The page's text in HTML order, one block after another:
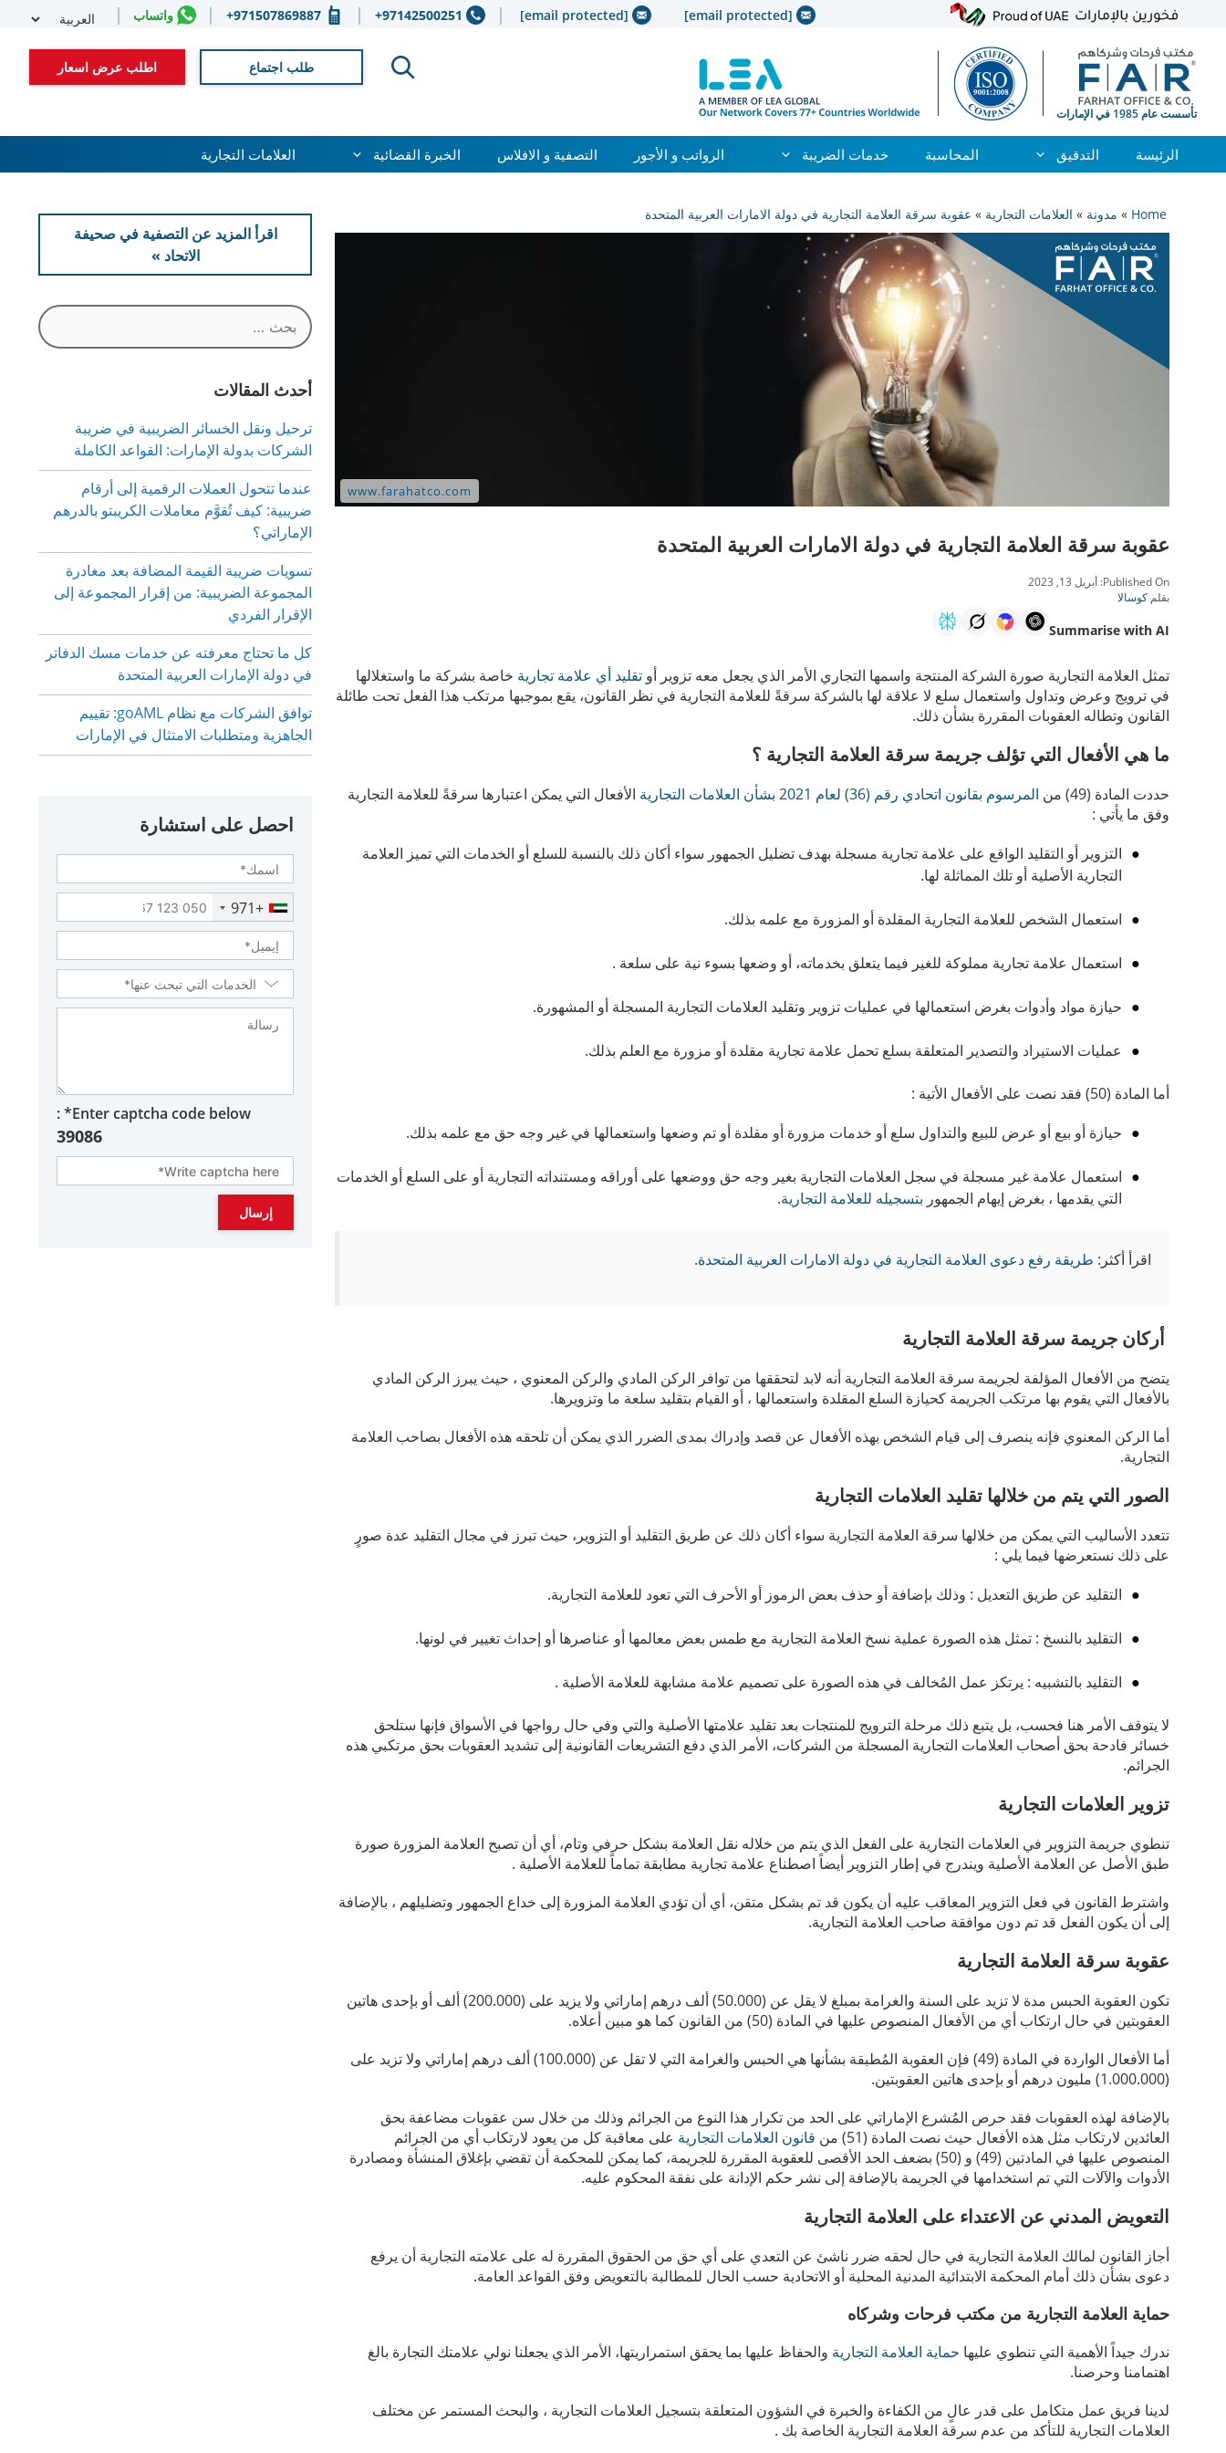
[email protected]
[email protected]
97142500251+
971507869887+ واتساب
طلب اجتماع
اطلب عرض اسعار
الرئيسة التدقيق المحاسبة خدمات الضريبة الرواتب و الأجور التصفية و الافلاس الخبرة القضائية العلامات التجارية
Home
» مدونة » العلامات التجارية » عقوبة سرقة العلامة التجارية في دولة الامارات العربية المتحدة
عقوبة سرقة العلامة التجارية في دولة الامارات العربية المتحدة
Published On: أبريل 13, 2023
بقلم كوسالا
Summarise with AI
تمثل العلامة التجارية صورة الشركة المنتجة واسمها التجاري الأمر الذي يجعل معه تزوير أو تقليد أي علامة تجارية خاصة بشركة ما واستغلالها
في ترويج وعرض وتداول واستعمال سلع لا علاقة لها بالشركة سرقةً للعلامة التجارية في نظر القانون، يقع بموجبها مرتكب هذا الفعل تحت طائلة
القانون وتطاله العقوبات المقررة بشأن ذلك.
ما هي الأفعال التي تؤلف جريمة سرقة العلامة التجارية ؟
حددت المادة (49) من المرسوم بقانون اتحادي رقم (36) لعام 2021 بشأن العلامات التجارية
الأفعال التي يمكن اعتبارها سرقةً للعلامة التجارية
وفق ما يأتي :
التزوير أو التقليد الواقع على علامة تجارية مسجلة بهدف تضليل الجمهور سواء أكان ذلك بالنسبة للسلع أو الخدمات التي تميز العلامة
التجارية الأصلية أو تلك المماثلة لها.
استعمال الشخص للعلامة التجارية المقلدة أو المزورة مع علمه بذلك.
استعمال علامة تجارية مملوكة للغير فيما يتعلق بخدماته، أو وضعها بسوء نية على سلعة .
حيازة مواد وأدوات بغرض استعمالها في عمليات تزوير وتقليد العلامات التجارية المسجلة أو المشهورة.
عمليات الاستيراد والتصدير المتعلقة بسلع تحمل علامة تجارية مقلدة أو مزورة مع العلم بذلك.
أما المادة (50) فقد نصت على الأفعال الأتية :
حيازة أو بيع أو عرض للبيع والتداول سلع أو خدمات مزورة أو مقلدة أو تم وضعها واستعمالها في غير وجه حق مع علمه بذلك.
استعمال علامة غير مسجلة في سجل العلامات التجارية بغير وجه حق ووضعها على أوراقه ومستنداته التجارية أو على السلع أو الخدمات
التي يقدمها ، بغرض إيهام الجمهور بتسجيله للعلامة التجارية.
اقرأ أكثر: طريقة رفع دعوى العلامة التجارية في دولة الامارات العربية المتحدة.
أركان جريمة سرقة العلامة التجارية
يتضح من الأفعال المؤلفة لجريمة سرقة العلامة التجارية أنه لابد لتحققها من توافر الركن المادي والركن المعنوي ، حيث يبرز الركن المادي
بالأفعال التي يقوم بها مرتكب الجريمة كحيازة السلع المقلدة واستعمالها ، أو القيام بتقليد سلعة ما وتزويرها.
أما الركن المعنوي فإنه ينصرف إلى قيام الشخص بهذه الأفعال عن قصد وإدراك بمدى الضرر الذي يمكن أن تلحقه هذه الأفعال بصاحب العلامة
التجارية.
الصور التي يتم من خلالها تقليد العلامات التجارية
تتعدد الأساليب التي يمكن من خلالها سرقة العلامة التجارية سواء أكان ذلك عن طريق التقليد أو التزوير، حيث تبرز في مجال التقليد عدة صورٍ
على ذلك نستعرضها فيما يلي :
التقليد عن طريق التعديل : وذلك بإضافة أو حذف بعض الرموز أو الأحرف التي تعود للعلامة التجارية.
التقليد بالنسخ : تمثل هذه الصورة عملية نسخ العلامة التجارية مع طمس بعض معالمها أو عناصرها أو إحداث تغيير في لونها.
التقليد بالتشبيه : يرتكز عمل المُخالف في هذه الصورة على تصميم علامة مشابهة للعلامة الأصلية .
لا يتوقف الأمر هنا فحسب، بل يتبع ذلك مرحلة الترويج للمنتجات بعد تقليد علامتها الأصلية والتي وفي حال رواجها في الأسواق فإنها ستلحق
خسائر فادحة بحق أصحاب العلامات التجارية المسجلة من الشركات، الأمر الذي دفع التشريعات القانونية إلى تشديد العقوبات بحق مرتكبي هذه
الجرائم.
تزوير العلامات التجارية
تنطوي جريمة التزوير في العلامات التجارية على الفعل الذي يتم من خلاله نقل العلامة بشكل حرفي وتام، أي أن تصبح العلامة المزورة صورة
طبق الأصل عن العلامة الأصلية ويندرج في إطار التزوير أيضاً اصطناع علامة تجارية مطابقة تماماً للعلامة الأصلية .
واشترط القانون في فعل التزوير المعاقب عليه أن يكون قد تم بشكل متقن، أي أن تؤدي العلامة المزورة إلى خداع الجمهور وتضليلهم ، بالإضافة
إلى أن يكون الفعل قد تم دون موافقة صاحب العلامة التجارية.
عقوبة سرقة العلامة التجارية
تكون العقوبة الحبس مدة لا تزيد على السنة والغرامة بمبلغ لا يقل عن (50.000) ألف درهم إماراتي ولا يزيد على (200.000) ألف أو بإحدى هاتين
العقوبتين في حال ارتكاب أي من الأفعال المنصوص عليها في المادة (50) من القانون كما هو مبين أعلاه.
أما الأفعال الواردة في المادة (49) فإن العقوبة المُطبقة بشأنها هي الحبس والغرامة التي لا تقل عن (100.000) ألف درهم إماراتي ولا تزيد على
(1.000.000) مليون درهم أو بإحدى هاتين العقوبتين.
بالإضافة لهذه العقوبات فقد حرص المُشرع الإماراتي على الحد من تكرار هذا النوع من الجرائم وذلك من خلال سن عقوبات مضاعفة بحق
العائدين لارتكاب مثل هذه الأفعال حيث نصت المادة (51) من
قانون العلامات التجارية على معاقبة كل من يعود لارتكاب أي من الجرائم
المنصوص عليها في المادتين (49) و (50) بضعف الحد الأقصى للعقوبة المقررة للجريمة، كما يمكن للمحكمة أن تقضي بإغلاق المنشأة ومصادرة
الأدوات والآلات التي تم استخدامها في الجريمة بالإضافة إلى نشر حكم الإدانة على نفقة المحكوم عليه.
التعويض المدني عن الاعتداء على العلامة التجارية
أجاز القانون لمالك العلامة التجارية في حال لحقه ضرر ناشئ عن التعدي على أي حق من الحقوق المقررة له على علامته التجارية أن يرفع
دعوى بشأن ذلك أمام المحكمة الابتدائية المدنية المحلية أو الاتحادية حسب الحال للمطالبة بالتعويض وفق القواعد العامة.
حماية العلامة التجارية من مكتب فرحات وشركاه
ندرك جيداً الأهمية التي تنطوي عليها حماية العلامة التجارية والحفاظ عليها بما يحقق استمراريتها، الأمر الذي يجعلنا نولي علامتك التجارة بالغ
اهتمامنا وحرصنا.
لدينا فريق عمل متكامل على قدر عالٍ من الكفاءة والخبرة في الشؤون المتعلقة بتسجيل العلامات التجارية ، والبحث المستمر عن مختلف
العلامات التجارية للتأكد من عدم سرقة العلامة التجارية الخاصة بك .
اقرأ المزيد عن التصفية في صحيفة
الاتحاد »
البحث
عن:
أحدث المقالات
ترحيل ونقل الخسائر الضريبية في ضريبة
الشركات بدولة الإمارات: القواعد الكاملة
عندما تتحول العملات الرقمية إلى أرقام
ضريبية: كيف تُقوَّم معاملات الكريبتو بالدرهم
الإماراتي؟
تسويات ضريبة القيمة المضافة بعد مغادرة
المجموعة الضريبية: من إقرار المجموعة إلى
الإقرار الفردي
كل ما تحتاج معرفته عن خدمات مسك الدفاتر
في دولة الإمارات العربية المتحدة
توافق الشركات مع نظام goAML: تقييم
الجاهزية ومتطلبات الامتثال في الإمارات
احصل على استشارة
+971
Enter captcha code below* :
39086